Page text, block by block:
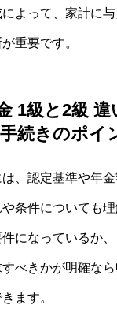
よって、家計に
重要です。
1級と2級
続きのポイ
、認定基準や年
や条件についても
になっているか
べきかが明確な
ます。